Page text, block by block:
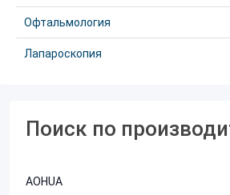
Офтальмология
Лапароскопия
Поиск по
AOHUA